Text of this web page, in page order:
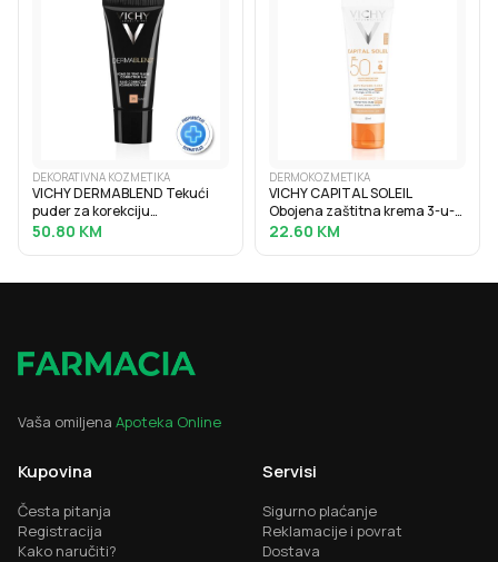
DEKORATIVNA KOZMETIKA
VICHY DERMABLEND Tekući
puder za korekciju
neujednačene boje kože
50.80 KM
DERMOKOZMETIKA
VICHY CAPITAL SOLEIL
Obojena zaštitna krema 3-u-1
protiv tamnih mrlja SPF50+, 50
22.60 KM
Vaša omiljena Apoteka Online
Kupovina
Česta pitanja
Registracija
Kako naručiti?
Servisi
Sigurno plaćanje
Reklamacije i povrat
Dostava